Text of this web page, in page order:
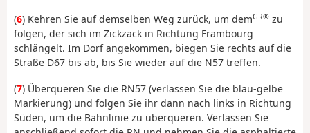
(6) Kehren Sie auf demselben Weg zurück, um demGR® zu
folgen, der sich im Zickzack in Richtung Frambourg
schlängelt. Im Dorf angekommen, biegen Sie rechts auf die
Straße D67 bis ab, bis Sie wieder auf die N57 treffen.
(7) Überqueren Sie die RN57 (verlassen Sie die blau-gelbe
Markierung) und folgen Sie ihr dann nach links in Richtung
Süden, um die Bahnlinie zu überqueren. Verlassen Sie